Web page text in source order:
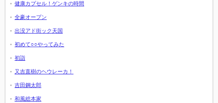
健康カプセル！ゲンキの時間
全豪オープン
出没アド街ック天国
初めて○○やってみた
初詣
又吉直樹のヘウレーカ！
吉田鋼太郎
和風総本家